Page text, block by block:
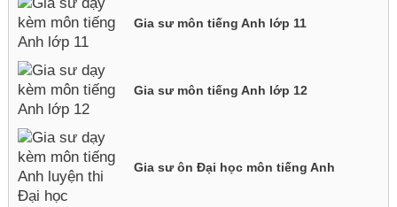
Gia sư môn tiếng Anh lớp 11
Gia sư môn tiếng Anh lớp 12
Gia sư ôn Đại học môn tiếng Anh